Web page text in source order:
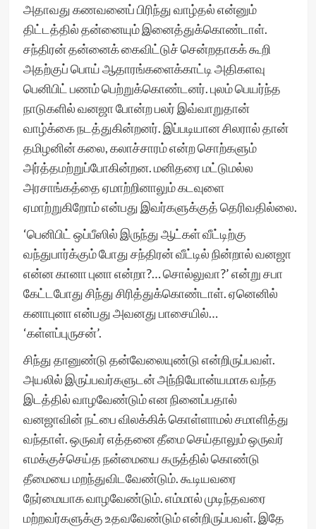
அதாவது கணவனைப் பிரிந்து வாழ்தல் என்னும்
திட்டத்தில் தன்னையும் இனைத்துக்கொண்டாள்.
சந்திரன் தன்னைக் கைவிட்டுச் சென்றதாகக் கூறி
அதற்குப் பொய் ஆதாரங்களைக்காட்டி அதிகளவு
பெனிபிட் பணம் பெற்றுக்கொண்டனர். புலம் பெயர்ந்த
நாடுகளில் வனஜா போன்ற பலர் இவ்வாறுதான்
வாழ்க்கை நடத்துகின்றனர். இப்படியான சிலரால் தான்
தமிழனின் கலை, கலாச்சாரம் என்ற சொற்களும்
அர்த்தமற்றுப்போகின்றன. மனிதரை மட்டுமல்ல
அரசாங்கத்தை ஏமாற்றினாலும் கடவுளை
ஏமாற்றுகிறோம் என்பது இவர்களுக்குத் தெரிவதில்லை.
‘பெனிபிட் ஒப்பீஸில் இருந்து ஆட்கள் வீட்டிற்கு
வந்துபார்க்கும் போது சந்திரன் வீட்டில் நின்றால் வனஜா
என்ன கானா புனா என்றா?… சொல்லுவா?’ என்று சபா
கேட்டபோது சிந்து சிரித்துக்கொண்டாள். ஏனெனில்
கனாபுனா என்பது அவனது பாசையில்…
‘கள்ளப்புருசன்’.
சிந்து தானுண்டு தன்வேலையுண்டு என்றிருப்பவள்.
அயலில் இருப்பவர்களுடன் அந்நியோன்யமாக வந்த
இடத்தில் வாழவேண்டும் என நினைப்பதால்
வனஜாவின் நட்பை விலக்கிக் கொள்ளாமல் சமாளித்து
வந்தாள். ஒருவர் எத்தனை தீமை செய்தாலும் ஒருவர்
எமக்குச்செய்த நன்மையை கருத்தில் கொண்டு
தீமையை மறந்துவிடவேண்டும். கூடியவரை
நேர்மையாக வாழவேண்டும். எம்மால் முடிந்தவரை
மற்றவர்களுக்கு உதவவேண்டும் என்றிருப்பவள். இதே